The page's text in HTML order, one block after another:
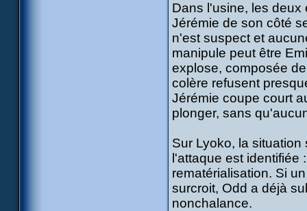
Dans l'usine, les deux
Jérémie de son côté
n'est suspect et
manipule peut être
explose, composée
colère refusent
Jérémie coupe court
plonger, sans
Sur Lyoko, la
l'attaque est identifiée
rematérialisation. Si
surcroit, Odd a déjà
nonchalance.